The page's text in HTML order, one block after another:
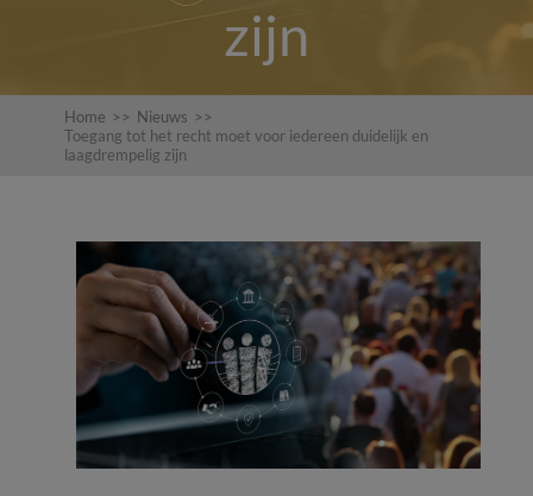
zijn
Home >> Nieuws >>
Toegang tot het recht moet voor iedereen duidelijk en
laagdrempelig zijn